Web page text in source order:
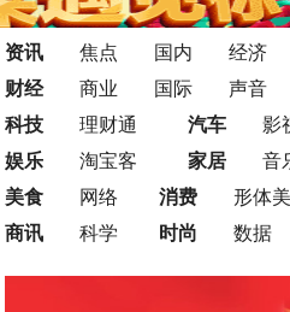
资讯 焦点 国内 经济
财经
商业 国际 声音
科技
理财通
娱乐
淘宝客
汽车
影
家居
音
美食
网络
商讯
科学
消费
形体美
时尚
数据